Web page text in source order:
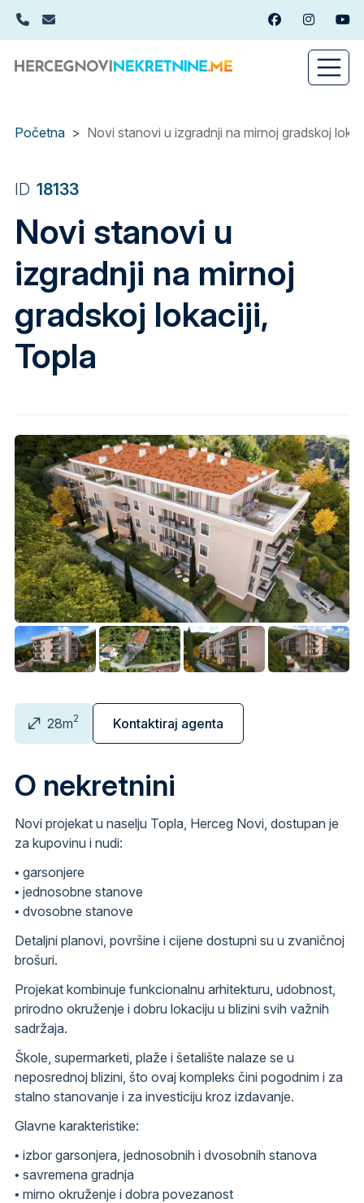
Skip
content
+382(0)67 449 988
info@hercegnovinekretnine.me FacebookInstagram
Početna Novi stanovi u izgradnji na mirnoj gradskoj
ID 18133
Novi stanovi u
izgradnji na mirnoj
gradskoj lokaciji,
Topla
28m2 Kontaktiraj agenta
O nekretnini
Novi projekat u naselju Topla, Herceg Novi, dostupan je
za kupovinu i nudi:
• garsonjere
• jednosobne stanove
• dvosobne stanove
Detaljni planovi, površine i cijene dostupni su u zvaničnoj
brošuri.
Projekat kombinuje funkcionalnu arhitekturu, udobnost,
prirodno okruženje i dobru lokaciju u blizini svih važnih
sadržaja.
Škole, supermarketi, plaže i šetalište nalaze se u
neposrednoj blizini, što ovaj kompleks čini pogodnim i za
stalno stanovanje i za investiciju kroz izdavanje.
Glavne karakteristike:
• izbor garsonjera, jednosobnih i dvosobnih stanova
• savremena gradnja
• mirno okruženje i dobra povezanost